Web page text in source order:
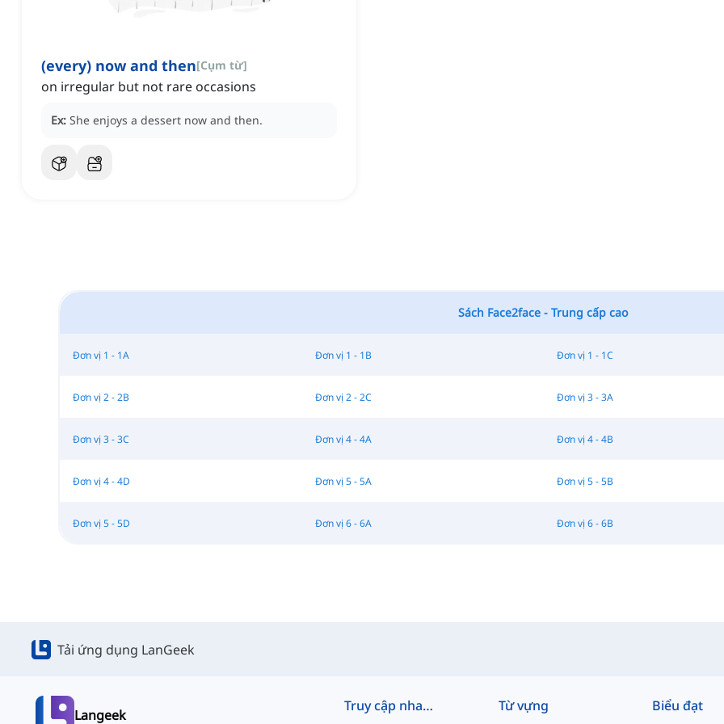
(every) now and then[Cụm từ]
on irregular but not rare occasions
Ex: She enjoys a dessert now and then.
Sách Face2face - Trung cấp cao
Đơn vị 1 - 1A Đơn vị 1 - 1B Đơn vị 1 - 1C
Đơn vị 2 - 2B Đơn vị 2 - 2C Đơn vị 3 - 3A
Đơn vị 3 - 3C Đơn vị 4 - 4A Đơn vị 4 - 4B
Đơn vị 4 - 4D Đơn vị 5 - 5A Đơn vị 5 - 5B
Đơn vị 5 - 5D Đơn vị 6 - 6A Đơn vị 6 - 6B
Tải ứng dụng LanGeek
Langeek
Truy cập nhanh Từ vựng Biểu đạt